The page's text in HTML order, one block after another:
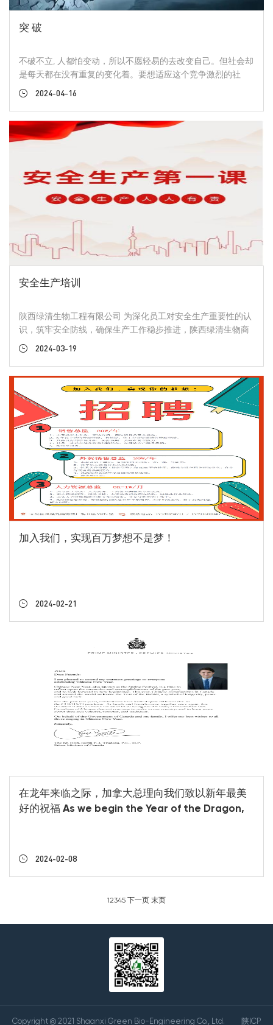
突 破
不破不立, 人都怕变动，所以不愿轻易的去改变自己。但社会却
是每天都在没有重复的变化着。要想适应这个竞争激烈的社
会，我们也必须突破自我，逆风向前；安于现状，最终只会逐
变、突破的过程可能会有反噬；可能会有痛苦，但也是蜕变的
必经之路。 固步自封，原地踏步，不求改变，只会错失提升发
展的机会，只会与成功渐行渐远。 人生没有永远的成功，只有
有不断的突破，才会登顶山巅。 不要轻易说不可能，不要轻言
说放弃。水流的方向是地形所决定，人的方向是自己来决定，
只要能突破内心的围墙，你就会到达的更远。每个人都想在自
现状，打破窘境呢？只有不怕改变，重新审视过往，复盘总
结，摧毁重塑，才能突围重生。突破意味着改变，变动蕴藏着
机会与进步，不要安逸的太久。 你曾经未必光芒万丈，但只要
你心存向往，有梦可追，不惧改变，勇于突破，你就会收获结
果。 突破自我 创造奇迹
2024-04-16
安全生产培训
陕西绿清生物工程有限公司 为深化员工对安全生产重要性的认
识，筑牢安全防线，确保生产工作稳步推进，陕西绿清生物商
洛工厂上周举行了安全生产培训会议。此次会议旨在全面推行
展奠定坚实基础. 安全生产 人人有责 会议上，通过生动的案例
分析，深入浅出的讲解了安全生产的重 要性和实际操作方
法。“安全生产，人人有责”是培训会上反复强调的一句话。为
了实现这一目标，特别强调员工在安全生产中的责任与担当，
不仅要在思想上重视安全，更要在行动中体现安全。要求员工
从自身做起，严格遵守安全生产规章制度和操作规程，共同维
护企业的安全生产环境. 抓培训 重检查 为了确保培训效果，商
洛工厂的管理层们不仅对培训内容进行精 心策划和安排，涵盖
安全生产各个方面，包括安全生产法律法规、安全生产管理知
识、安全操作技能、职业健康等内容。同时，还进行了现场的
消防器材的模拟演练，使广大一线员工，不仅要思想上树立安
全意识，还要能孰练掌握和使用消防器材。 通过此次培训会，
使员工对安全生产有了更加深入的认识和理解。员工纷纷表
示，将严格按照规章制度和操作规程执行工作，共同维护企业
理基础上，进一步提高安全生产管理水平，为公司的发展做出
积极贡献。
2024-03-19
加入我们，实现百万梦想不是梦！
2024-02-21
在龙年来临之际，加拿大总理向我们致以新年最美
好的祝福 As we begin the Year of the Dragon,
2024-02-08
12345 下一页 末页
Copyright @ 2021 Shaanxi Green Bio-Engineering Co., Ltd. 陕ICP